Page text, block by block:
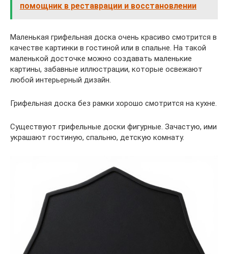
помощник в реставрации и восстановлении
Маленькая грифельная доска очень красиво смотрится в
качестве картинки в гостиной или в спальне. На такой
маленькой досточке можно создавать маленькие
картины, забавные иллюстрации, которые освежают
любой интерьерный дизайн.
Грифельная доска без рамки хорошо смотрится на кухне.
Существуют грифельные доски фигурные. Зачастую, ими
украшают гостиную, спальню, детскую комнату.